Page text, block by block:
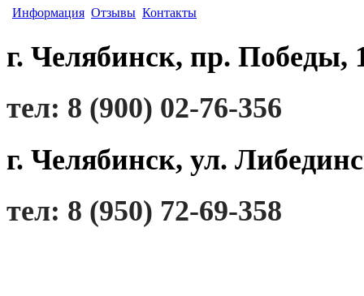
Информация Отзывы Контакты
г. Челябинск, пр. Победы,
тел: 8 (900) 02-76-356
г. Челябинск, ул.
тел: 8 (950) 72-69-358